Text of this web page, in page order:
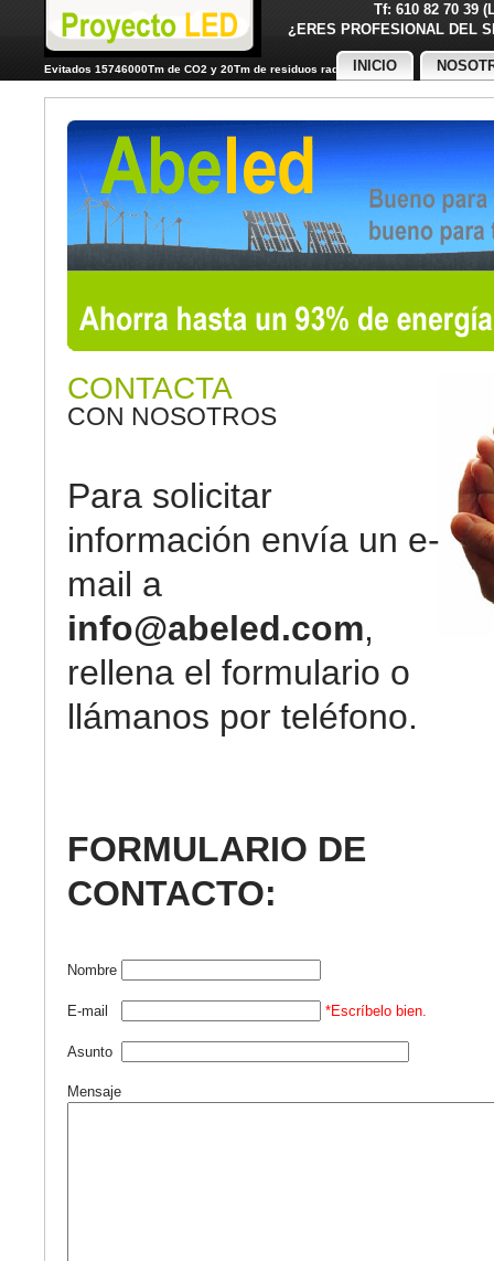
Tf: 610 82 70 39
¿ERES PROFESIONAL
Evitados 15746000Tm de CO2 y 20Tm de residuos radiactivos
INICIO
CONTACTA
CON NOSOTROS
Para solicitar
información envía un e-
mail a
info@abeled.com,
rellena el formulario o
llámanos por teléfono.
FORMULARIO DE
CONTACTO:
Nombre
E-mail *Escríbelo bien.
Asunto
Mensaje